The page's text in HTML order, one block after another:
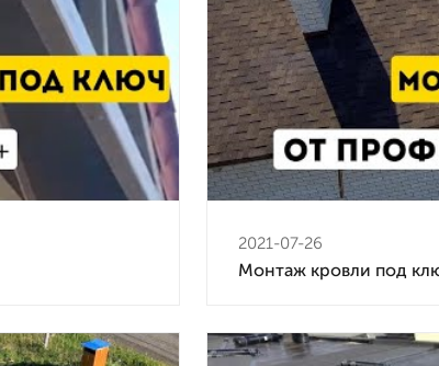
2021-07-26
Монтаж кровли под